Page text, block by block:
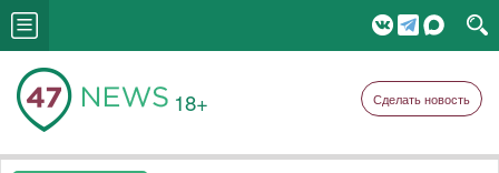
18+ Сделать новость